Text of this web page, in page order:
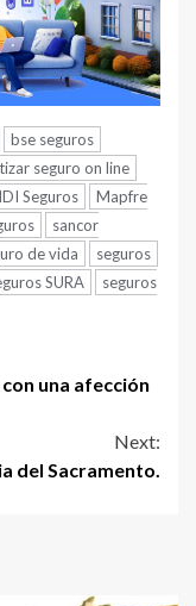
bse seguros
seguro on line
Seguros
Mapfre
sancor
de vida
seguros
SURA
seguros
una afección
Next:
del Sacramento.